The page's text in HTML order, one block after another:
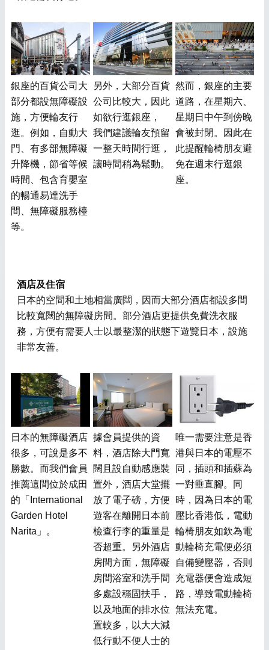
銀座的百貨公司大
部分都設無障礙設
施，方便輪友行
逛。例如，自動大
門、有多部無障礙
升降機，節省等候
時間、包含育嬰室
的暢通易達洗手
間、無障礙服務檯
等。
另外，大部分百貨
公司比較大，因此
如欲行逛銀座，
我們建議輪友預留
一整天時間行逛，
讓時間稍為鬆動。
然而，銀座的主要
道路，在星期六、
星期日中午到傍晚
會被封閉。因此在
此提醒輪椅朋友避
免在週末行逛銀
座。
酒店及住宿
日本的空間和土地相當廣闊，因而大部分酒店都設多間
比較寬闊的無障礙房間。部分酒店更提供免費洗衣服
務，方便有需要人士以最整潔的狀態下遊覽日本，設施
非常友善。
日本的無障礙酒店
很多，可說是多不
勝數。而我們會員
推薦這間位於成田
的「International
Garden Hotel
Narita」。
據會員提供的資
料，酒店除大門寬
闊且設自動感應裝
置外，酒店大堂擺
放了電子磅，方便
遊客在離開日本前
檢查行李的重量是
否超重。另外酒店
房間方面，無障礙
房間浴室和洗手間
多處設穩固扶手，
以及地面的排水位
置較多，以大大減
低行動不便人士的
唯一需要注意是香
港與日本的電壓不
同，插頭和插蘇為
一對垂直腳。同
時，因為日本的電
壓比香港低，電動
輪椅朋友如欽為電
動輪椅充電便必須
自備變壓器，否則
充電器便會造成短
路，導致電動輪椅
無法充電。